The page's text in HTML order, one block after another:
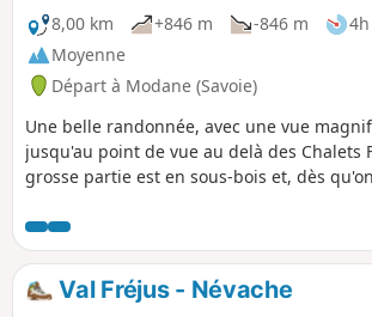
8,00 km
+846 m -846 m
4h
Moyenne
Départ à Modane (Savoie)
Une belle randonnée, avec une vue
jusqu'au point de vue au delà des Chalets
grosse partie est en sous-bois et, dès
Val Fréjus - Névache